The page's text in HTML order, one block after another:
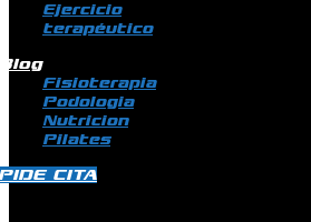
Ejercicio
terapéutico
Fisioterapia
Podologia
Nutricion
Pilates
CITA